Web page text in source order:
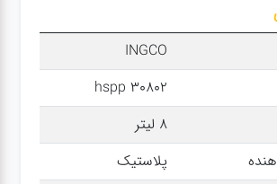
INGCO
hspp 30802
8 لیتر
پلاستیک